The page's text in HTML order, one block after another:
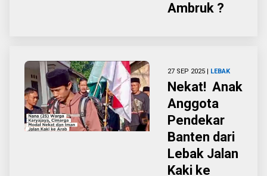
Ambruk ?
27 SEP 2025 | LEBAK
Nekat! Anak
Anggota
Pendekar
Banten dari
Lebak Jalan
Kaki ke